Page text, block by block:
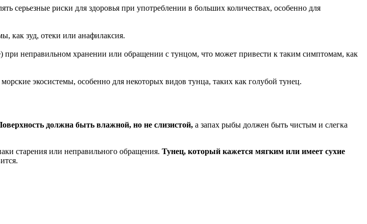
серьезные риски для здоровья при употреблении в больших количествах, особенно для
как зуд, отеки или анафилаксия.
при неправильном хранении или обращении с тунцом, что может привести к таким симптомам, как
экосистемы, особенно для некоторых видов тунца, таких как голубой тунец.
должна быть влажной, но не слизистой, а запах рыбы должен быть чистым и слегка
старения или неправильного обращения. Тунец, который кажется мягким или имеет сухие